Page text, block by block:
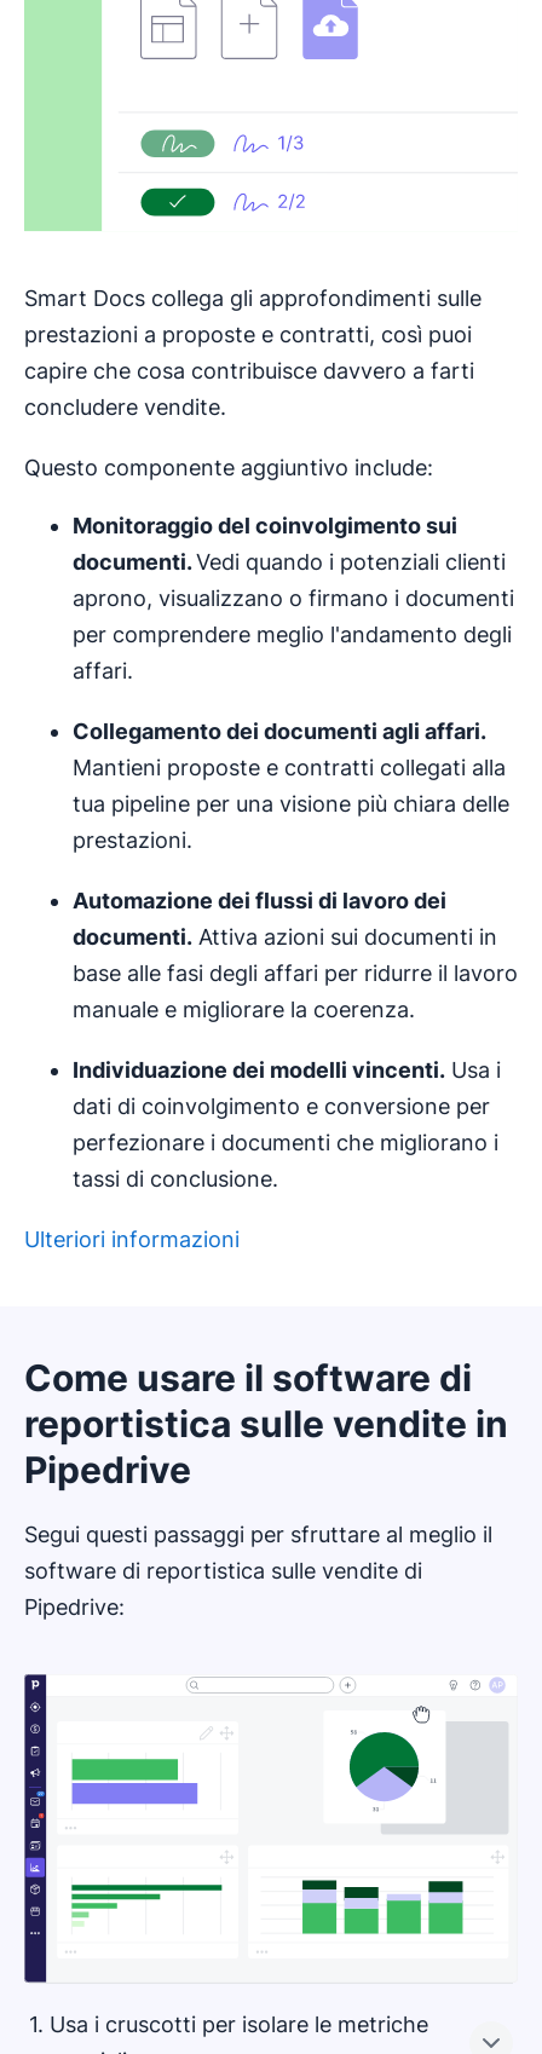
Smart Docs collega gli approfondimenti sulle
prestazioni a proposte e contratti, così puoi
capire che cosa contribuisce davvero a farti
concludere vendite.
Questo componente aggiuntivo include:
Monitoraggio del coinvolgimento sui
documenti.Vedi quando i potenziali clienti
aprono, visualizzano o firmano i documenti
per comprendere meglio l'andamento degli
affari.
Collegamento dei documenti agli affari.
Mantieni proposte e contratti collegati alla
tua pipeline per una visione più chiara delle
prestazioni.
Automazione dei flussi di lavoro dei
documenti. Attiva azioni sui documenti in
base alle fasi degli affari per ridurre il lavoro
manuale e migliorare la coerenza.
Individuazione dei modelli vincenti. Usa i
dati di coinvolgimento e conversione per
perfezionare i documenti che migliorano i
tassi di conclusione.
Ulteriori informazioni
Come usare il software di
reportistica sulle vendite in
Pipedrive
Segui questi passaggi per sfruttare al meglio il
software di reportistica sulle vendite di
Pipedrive:
1. Usa i cruscotti per isolare le metriche